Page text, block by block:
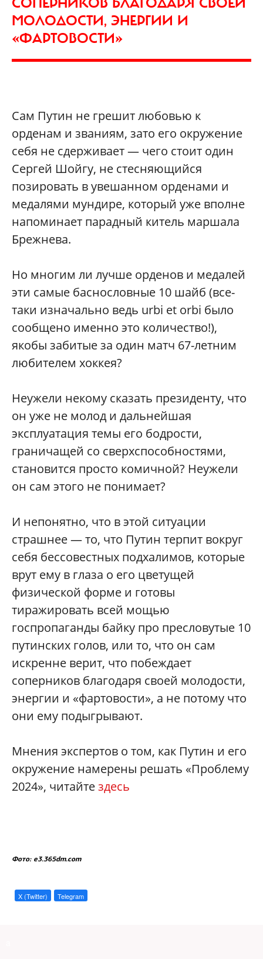
МОЛОДОСТИ, ЭНЕРГИИ И
«ФАРТОВОСТИ»
Сам Путин не грешит любовью к
орденам и званиям, зато его окружение
себя не сдерживает — чего стоит один
Сергей Шойгу, не стесняющийся
позировать в увешанном орденами и
медалями мундире, который уже вполне
напоминает парадный китель маршала
Брежнева.
Но многим ли лучше орденов и медалей
эти самые баснословные 10 шайб (все-
таки изначально ведь urbi et orbi было
сообщено именно это количество!),
якобы забитые за один матч 67-летним
любителем хоккея?
Неужели некому сказать президенту, что
он уже не молод и дальнейшая
эксплуатация темы его бодрости,
граничащей со сверхспособностями,
становится просто комичной? Неужели
он сам этого не понимает?
И непонятно, что в этой ситуации
страшнее — то, что Путин терпит вокруг
себя бессовестных подхалимов, которые
врут ему в глаза о его цветущей
физической форме и готовы
тиражировать всей мощью
госпропаганды байку про пресловутые 10
путинских голов, или то, что он сам
искренне верит, что побеждает
соперников благодаря своей молодости,
энергии и «фартовости», а не потому что
они ему подыгрывают.
Мнения экспертов о том, как Путин и его
окружение намерены решать «Проблему
2024», читайтездесь
Фото: e3.365dm.com
X (Twitter) Telegram